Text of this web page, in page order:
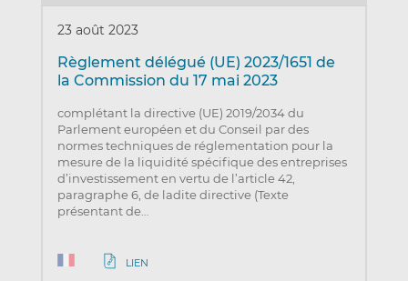
23 août 2023
Règlement délégué (UE) 2023/1651 de
la Commission du 17 mai 2023
complétant la directive (UE) 2019/2034 du
Parlement européen et du Conseil par des
normes techniques de réglementation pour la
mesure de la liquidité spécifique des entreprises
d’investissement en vertu de l’article 42,
paragraphe 6, de ladite directive (Texte
présentant de…
LIEN